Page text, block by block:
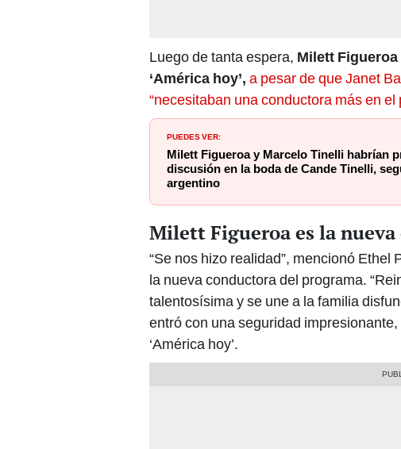
Luego de tanta espera, Milett Figueroa
‘América hoy’, a pesar de que Janet
“necesitaban una conductora más en el
PUEDES VER:
Milett Figueroa y Marcelo Tinelli habrían
discusión en la boda de Cande Tinelli,
argentino
Milett Figueroa es la nueva
“Se nos hizo realidad”, mencionó Ethel
la nueva conductora del programa.
talentosísima y se une a la familia
entró con una seguridad
‘América hoy’.